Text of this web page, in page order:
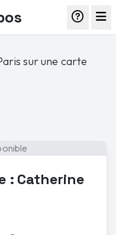
sur une carte
: Catherine